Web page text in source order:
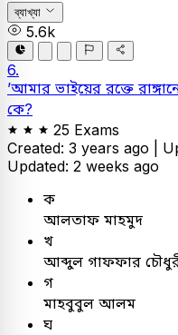
ব্যাখ্যা
5.6k
6.
’আমার ভাইয়ের রক্তে
কে?
25 Exams
Created: 3 years ago |
Updated: 2 weeks ago
ক
আলতাফ মাহমুদ
খ
আব্দুল গাফফার
গ
মাহবুবুল আলম
ঘ